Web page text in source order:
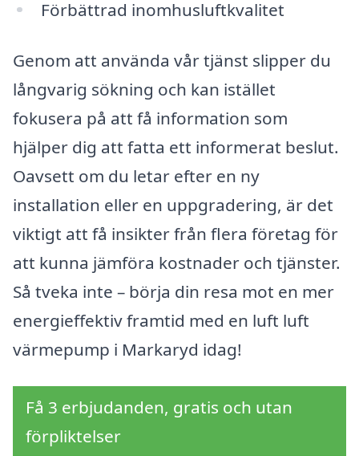
Förbättrad inomhusluftkvalitet
Genom att använda vår tjänst slipper du
långvarig sökning och kan istället
fokusera på att få information som
hjälper dig att fatta ett informerat beslut.
Oavsett om du letar efter en ny
installation eller en uppgradering, är det
viktigt att få insikter från flera företag för
att kunna jämföra kostnader och tjänster.
Så tveka inte – börja din resa mot en mer
energieffektiv framtid med en luft luft
värmepump i Markaryd idag!
Få 3 erbjudanden, gratis och utan
förpliktelser